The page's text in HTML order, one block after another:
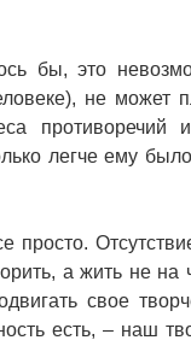
бы, это
не может
противоречий
легче ему
просто.
а жить не на
свое
есть, – наш